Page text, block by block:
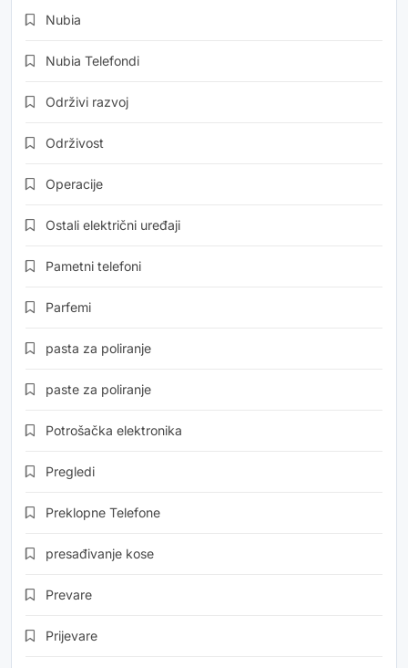
Nubia
Nubia Telefondi
Održivi razvoj
Održivost
Operacije
Ostali električni uređaji
Pametni telefoni
Parfemi
pasta za poliranje
paste za poliranje
Potrošačka elektronika
Pregledi
Preklopne Telefone
presađivanje kose
Prevare
Prijevare